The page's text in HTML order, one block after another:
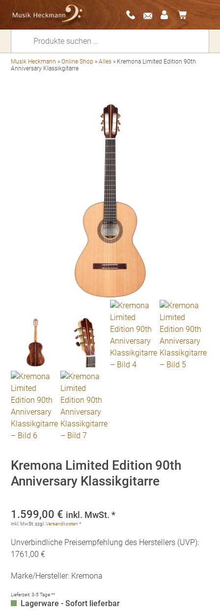
Musik Heckmann »Online Shop »Alles » Kremona Limited Edition 90th
Anniversary Klassikgitarre
Kremona Limited Edition 90th
Anniversary Klassikgitarre
1.599,00 € inkl. MwSt. *
inkl. MwSt. zzgl.Versandkosten *
Unverbindliche Preisempfehlung des Herstellers (UVP):
1761,00 €
Marke/Hersteller: Kremona
Lieferzeit:3-5 Tage **
Lagerware - Sofort lieferbar